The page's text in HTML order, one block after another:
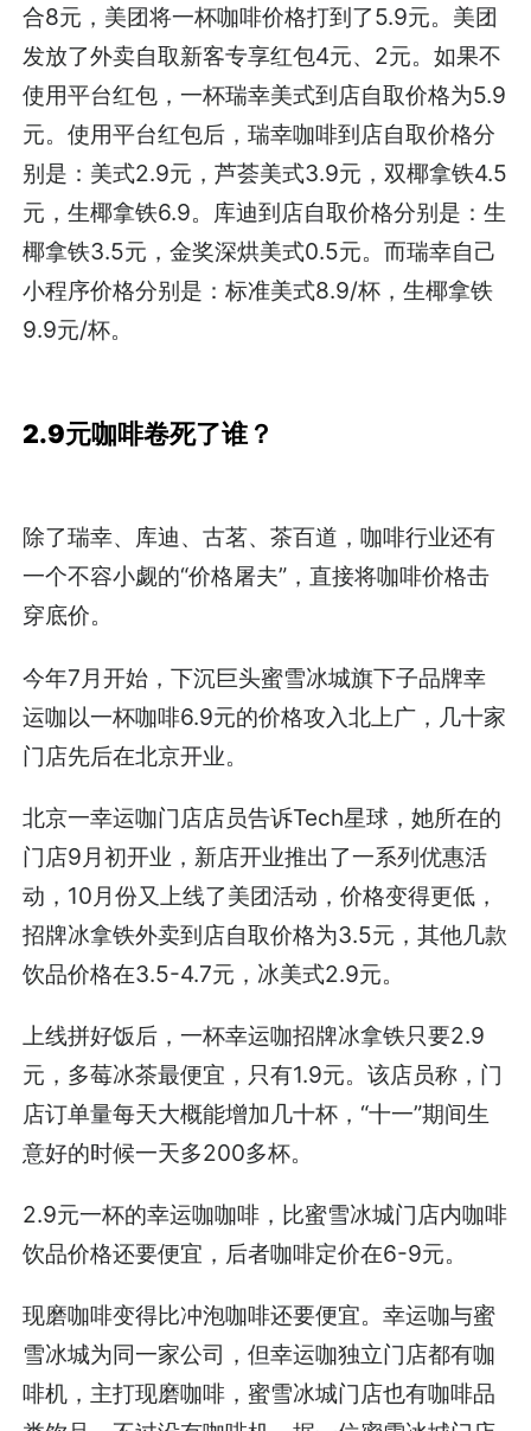
合8元，美团将一杯咖啡价格打到了5.9元。美团
发放了外卖自取新客专享红包4元、2元。如果不
使用平台红包，一杯瑞幸美式到店自取价格为5.9
元。使用平台红包后，瑞幸咖啡到店自取价格分
别是：美式2.9元，芦荟美式3.9元，双椰拿铁4.5
元，生椰拿铁6.9。库迪到店自取价格分别是：生
椰拿铁3.5元，金奖深烘美式0.5元。而瑞幸自己
小程序价格分别是：标准美式8.9/杯，生椰拿铁
9.9元/杯。
2.9元咖啡卷死了谁？
除了瑞幸、库迪、古茗、茶百道，咖啡行业还有
一个不容小觑的“价格屠夫”，直接将咖啡价格击
穿底价。
今年7月开始，下沉巨头蜜雪冰城旗下子品牌幸
运咖以一杯咖啡6.9元的价格攻入北上广，几十家
门店先后在北京开业。
北京一幸运咖门店店员告诉Tech星球，她所在的
门店9月初开业，新店开业推出了一系列优惠活
动，10月份又上线了美团活动，价格变得更低，
招牌冰拿铁外卖到店自取价格为3.5元，其他几款
饮品价格在3.5-4.7元，冰美式2.9元。
上线拼好饭后，一杯幸运咖招牌冰拿铁只要2.9
元，多莓冰茶最便宜，只有1.9元。该店员称，门
店订单量每天大概能增加几十杯，“十一”期间生
意好的时候一天多200多杯。
2.9元一杯的幸运咖咖啡，比蜜雪冰城门店内咖啡
饮品价格还要便宜，后者咖啡定价在6-9元。
现磨咖啡变得比冲泡咖啡还要便宜。幸运咖与蜜
雪冰城为同一家公司，但幸运咖独立门店都有咖
啡机，主打现磨咖啡，蜜雪冰城门店也有咖啡品